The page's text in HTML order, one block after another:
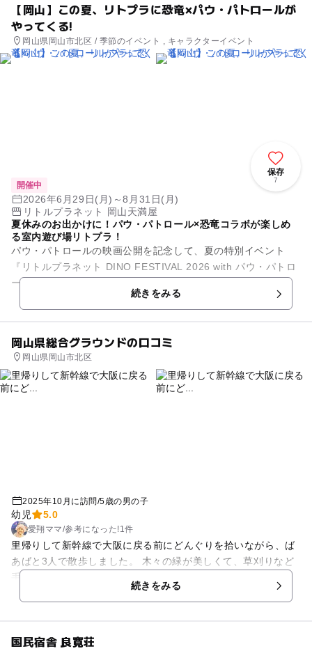
【岡山】この夏、リトプラに恐竜×パウ・パトロールが
やってくる!
岡山県岡山市北区 / 季節のイベント , キャラクターイベント
保存
7
開催中
2026年6月29日(月)～8月31日(月)
リトルプラネット 岡山天満屋
夏休みのお出かけに！パウ・パトロール×恐竜コラボが楽しめ
る室内遊び場リトプラ！
パウ・パトロールの映画公開を記念して、夏の特別イベント
『リトルプラネット DINO FESTIVAL 2026 with パウ・パトロ
続きをみる
岡山県総合グラウンドの口コミ
岡山県岡山市北区
2025年10月に訪問/5歳の男の子
幼児 5.0
愛翔ママ/参考に なった!1件
里帰りして新幹線で大阪に戻る前にどんぐりを拾いながら、ば
あばと3人で散歩しました。 木々の緑が美しくて、草刈りなど
手入れの行き届いてる場所だなと大人になって息子を連れて遊
んぐりや、細いの、小さいの、まん丸デカイどんぐりとか色ん
続きをみる
国民宿舎 良寛荘